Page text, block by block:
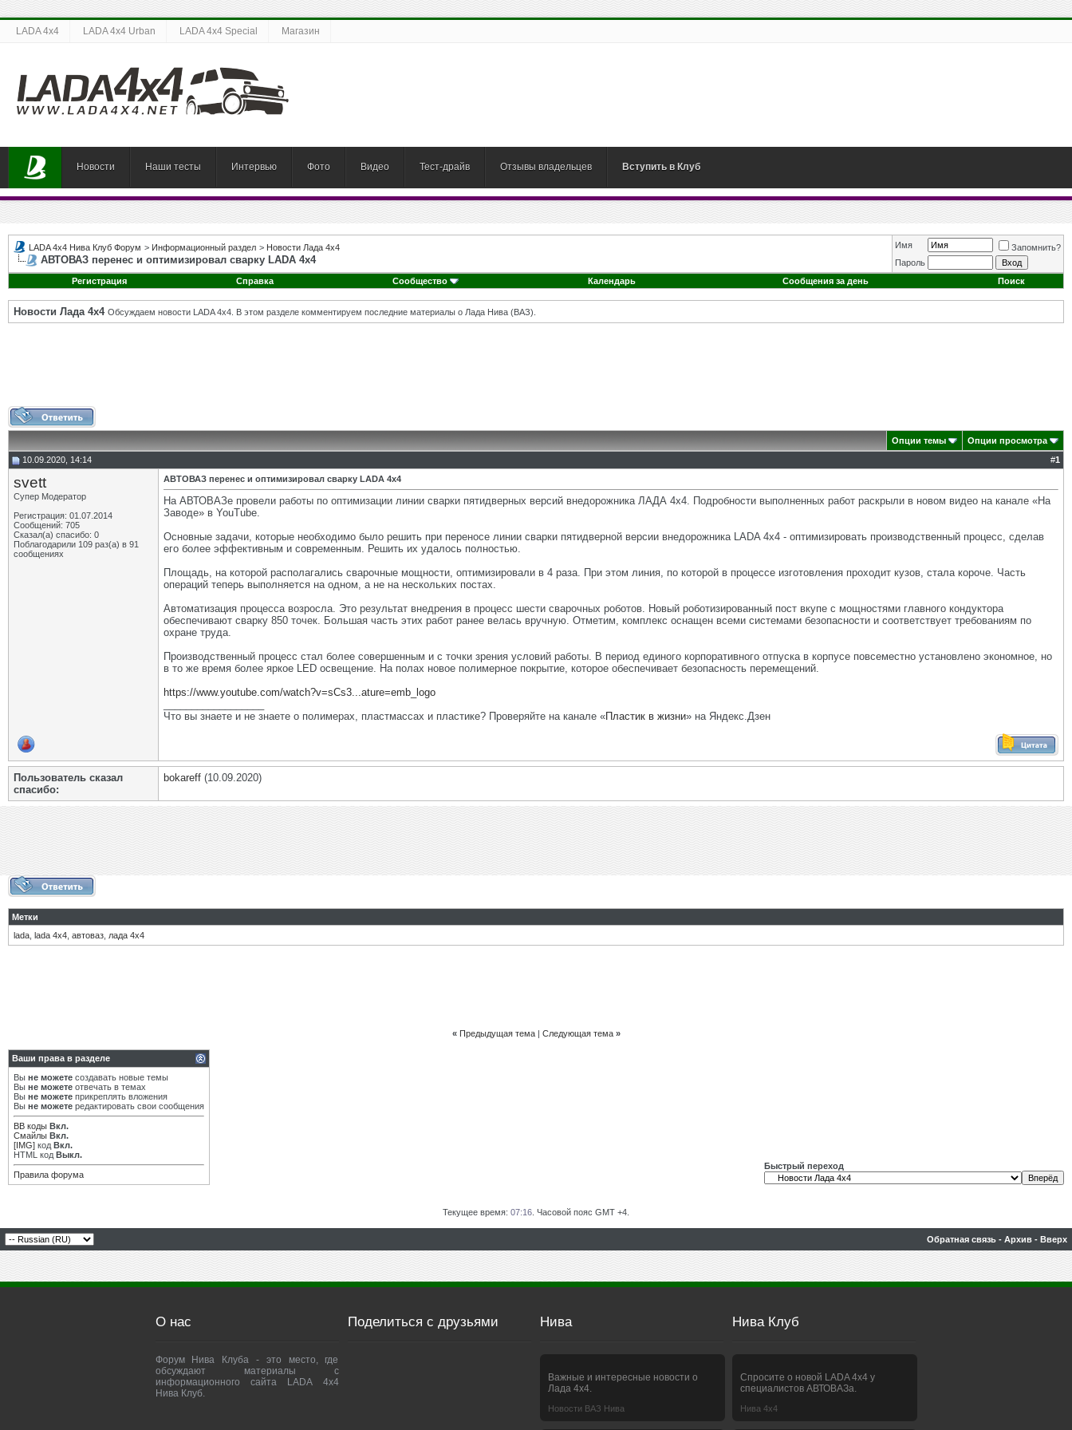
LADA 4x4 LADA 4x4 Urban LADA 4x4 Special Магазин
Новости Наши тесты Интервью Фото Видео Тест-драйв Отзывы владельцев Вступить в Клуб
LADA 4x4 Нива Клуб Форум > Информационный раздел > Новости Лада 4х4
АВТОВАЗ перенес и оптимизировал сварку LADA 4х4
Имя
Запомнить?
Пароль
Регистрация
Справка Сообщество Календарь Сообщения за день Поиск
Новости Лада 4х4 Обсуждаем новости LADA 4x4. В этом разделе комментируем последние материалы о Лада Нива (ВАЗ).
Опции темы
Опции просмотра
10.09.2020, 14:14
#1
svett
Супер Модератор
Регистрация: 01.07.2014
Сообщений: 705
Сказал(а) спасибо: 0
Поблагодарили 109 раз(а) в 91
сообщениях
АВТОВАЗ перенес и оптимизировал сварку LADA 4х4
На АВТОВАЗе провели работы по оптимизации линии сварки пятидверных версий внедорожника ЛАДА 4х4. Подробности выполненных работ раскрыли в новом видео на канале «На
Заводе» в YouTube.
Основные задачи, которые необходимо было решить при переносе линии сварки пятидверной версии внедорожника LADA 4x4 - оптимизировать производственный процесс, сделав
его более эффективным и современным. Решить их удалось полностью.
Площадь, на которой располагались сварочные мощности, оптимизировали в 4 раза. При этом линия, по которой в процессе изготовления проходит кузов, стала короче. Часть
операций теперь выполняется на одном, а не на нескольких постах.
Автоматизация процесса возросла. Это результат внедрения в процесс шести сварочных роботов. Новый роботизированный пост вкупе с мощностями главного кондуктора
обеспечивают сварку 850 точек. Большая часть этих работ ранее велась вручную. Отметим, комплекс оснащен всеми системами безопасности и соответствует требованиям по
охране труда.
Производственный процесс стал более совершенным и с точки зрения условий работы. В период единого корпоративного отпуска в корпусе повсеместно установлено экономное, но
в то же время более яркое LED освещение. На полах новое полимерное покрытие, которое обеспечивает безопасность перемещений.
https://www.youtube.com/watch?v=sCs3...ature=emb_logo
Что вы знаете и не знаете о полимерах, пластмассах и пластике? Проверяйте на канале «Пластик в жизни» на Яндекс.Дзен
Пользователь сказал
cпасибо:
bokareff (10.09.2020)
Метки
lada lada 4х4 автоваз лада 4х4
« Предыдущая тема| Следующая тема »
Ваши права в разделе
Вы не можете создавать новые темы
Вы не можете отвечать в темах
Вы не можете прикреплять вложения
Вы не можете редактировать свои сообщения
BB коды Вкл.
Смайлы Вкл.
[IMG] код Вкл.
HTML код Выкл.
Правила форума
Быстрый переход
Текущее время: 07:16 . Часовой пояс GMT +4.
Обратная связь - Архив - Вверх
О нас
Форум Нива Клуба - это место, где
обсуждают материалы с
информационного сайта LADA 4x4
Нива Клуб.
Поделиться с друзьями Нива
Важные и интересные новости о
Лада 4х4.
Новости ВАЗ Нива
Нива Клуб
Спросите о новой LADA 4x4 у
специалистов АВТОВАЗа.
Нива 4х4